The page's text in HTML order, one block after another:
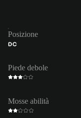
Posizione
DC
Piede debole
Mosse abilità